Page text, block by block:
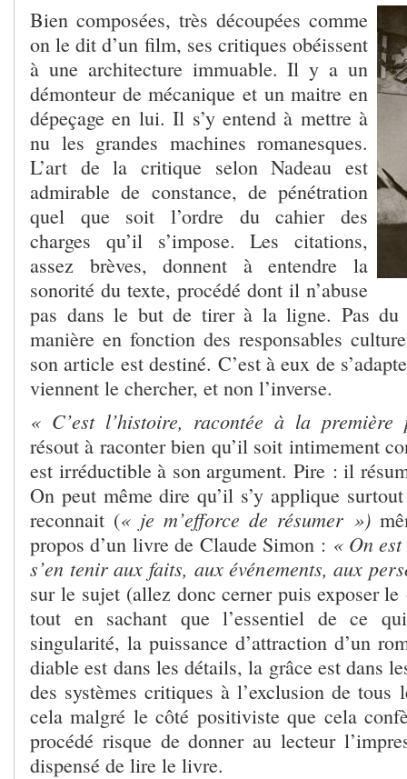
Bien composées, très découpées comme
on le dit d’un film, ses critiques obéissent
à une architecture immuable. Il y a un
démonteur de mécanique et un maitre en
dépeçage en lui. Il s’y entend à mettre à
nu les grandes machines romanesques.
L’art de la critique selon Nadeau est
admirable de constance, de pénétration
quel que soit l’ordre du cahier des
charges qu’il s’impose. Les citations,
assez brèves, donnent à entendre la
sonorité du texte, procédé dont il n’abuse
pas dans le but de tirer à la ligne. Pas du
manière en fonction des responsables
son article est destiné. C’est à eux de
viennent le chercher, et non l’inverse.
« C’est l’histoire, racontée à la
résout à raconter bien qu’il soit intimement
est irréductible à son argument. Pire : il
On peut même dire qu’il s’y applique
reconnait (« je m’efforce de résumer »)
propos d’un livre de Claude Simon : « On
s’en tenir aux faits, aux événements, aux
sur le sujet (allez donc cerner puis exposer
tout en sachant que l’essentiel de ce
singularité, la puissance d’attraction d’un
diable est dans les détails, la grâce est dans
des systèmes critiques à l’exclusion de
cela malgré le côté positiviste que cela
procédé risque de donner au lecteur
dispensé de lire le livre.